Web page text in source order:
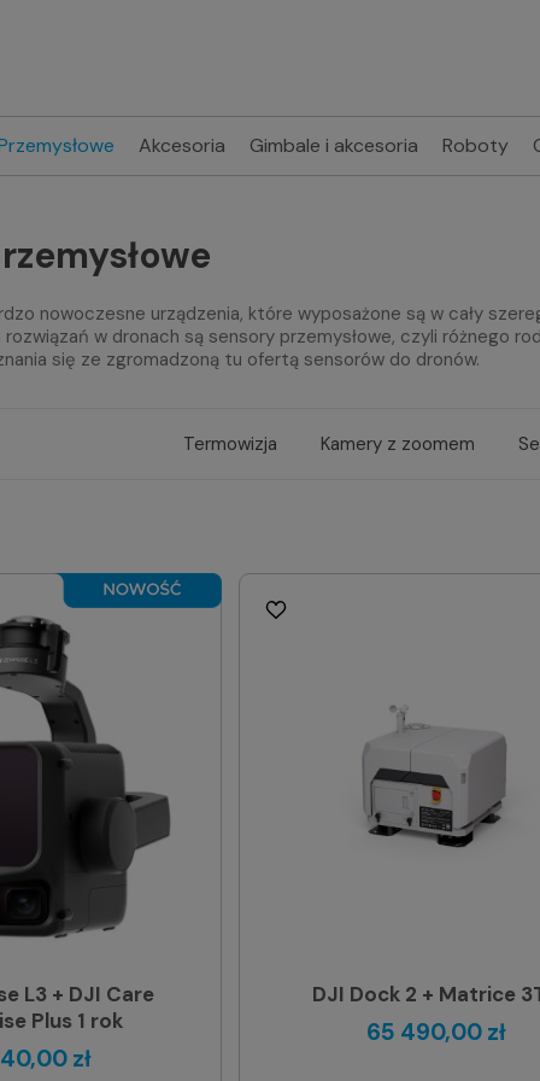
Akcesoria Gimbale i akcesoria Roboty
nowoczesne urządzenia, które wyposażone są w cały
w dronach są sensory przemysłowe, czyli różnego
się ze zgromadzoną tu ofertą sensorów do dronów.
Termowizja Kamery z zoomem
L3 + DJI Care
Plus 1 rok
zł
DJI Dock 2 + Matrice
65 490,00 zł